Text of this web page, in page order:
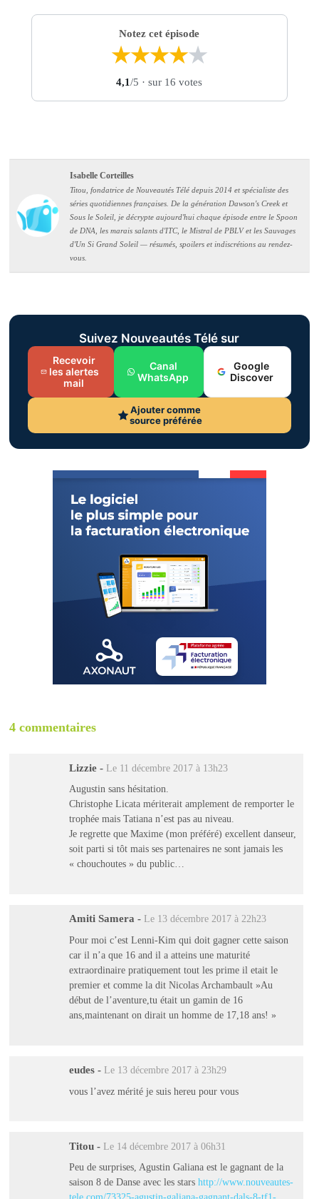
Notez cet épisode
★★★★★
4,1/5 · sur 16 votes
Isabelle Corteilles
Titou, fondatrice de Nouveautés Télé depuis 2014 et spécialiste des
séries quotidiennes françaises. De la génération Dawson's Creek et
Sous le Soleil, je décrypte aujourd'hui chaque épisode entre le Spoon
de DNA, les marais salants d'ITC, le Mistral de PBLV et les Sauvages
d'Un Si Grand Soleil — résumés, spoilers et indiscrétions au rendez-
vous.
Suivez Nouveautés Télé sur
Recevoir
les alertes
mail
Canal
WhatsApp
Google
Discover
Ajouter comme
source préférée
4 commentaires
Lizzie - Le 11 décembre 2017 à 13h23
Augustin sans hésitation.
Christophe Licata mériterait amplement de remporter le
trophée mais Tatiana n’est pas au niveau.
Je regrette que Maxime (mon préféré) excellent danseur,
soit parti si tôt mais ses partenaires ne sont jamais les
« chouchoutes » du public…
Amiti Samera - Le 13 décembre 2017 à 22h23
Pour moi c’est Lenni-Kim qui doit gagner cette saison
car il n’a que 16 and il a atteins une maturité
extraordinaire pratiquement tout les prime il etait le
premier et comme la dit Nicolas Archambault »Au
début de l’aventure,tu était un gamin de 16
ans,maintenant on dirait un homme de 17,18 ans! »
eudes - Le 13 décembre 2017 à 23h29
vous l’avez mérité je suis hereu pour vous
Titou - Le 14 décembre 2017 à 06h31
Peu de surprises, Agustin Galiana est le gagnant de la
saison 8 de Danse avec les stars http://www.nouveautes-